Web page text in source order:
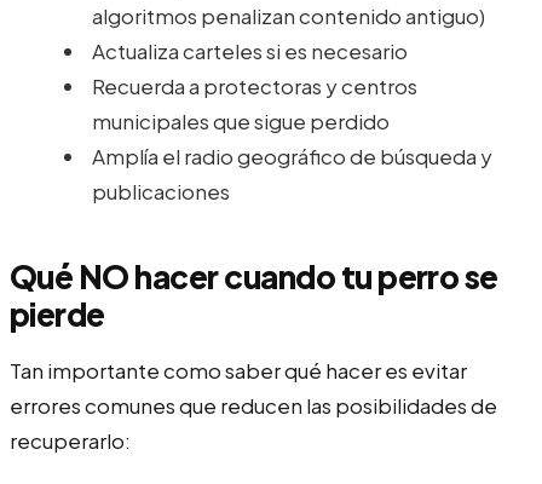
algoritmos penalizan contenido antiguo)
Actualiza carteles si es necesario
Recuerda a protectoras y centros
municipales que sigue perdido
Amplía el radio geográfico de búsqueda y
publicaciones
Qué NO hacer cuando tu perro se
pierde
Tan importante como saber qué hacer es evitar
errores comunes que reducen las posibilidades de
recuperarlo: